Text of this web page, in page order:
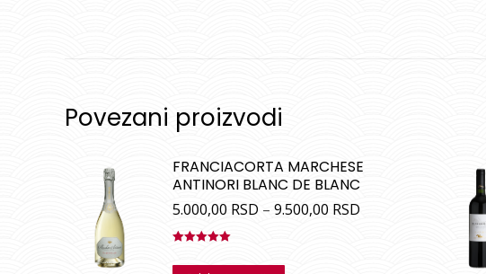
Povezani proizvodi
FRANCIACORTA MARCHESE
ANTINORI BLANC DE BLANC
5.000,00 RSD – 9.500,00 RSD
sa5.00od